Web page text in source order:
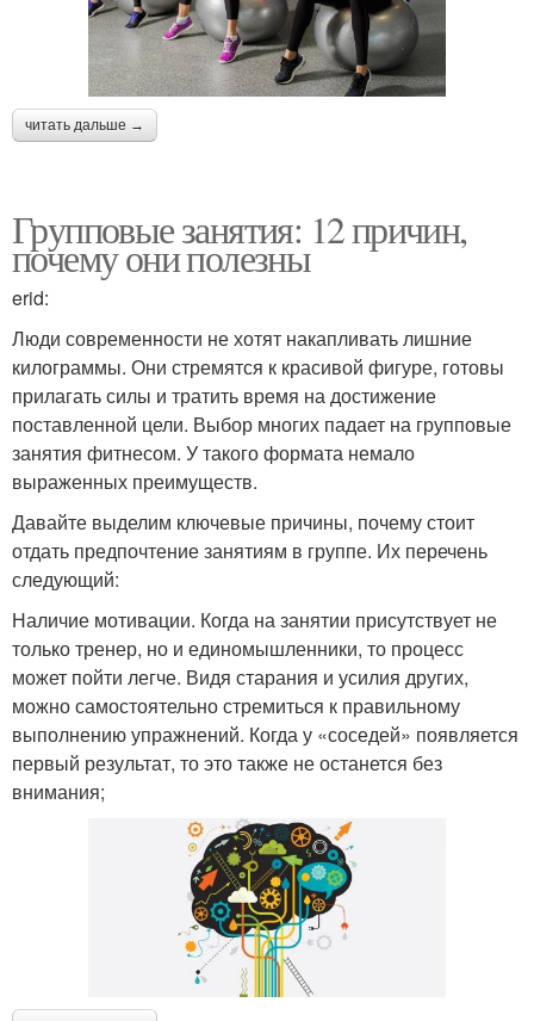
читать дальше →
Групповые занятия: 12 причин,
почему они полезны
erid:
Люди современности не хотят накапливать лишние
килограммы. Они стремятся к красивой фигуре, готовы
прилагать силы и тратить время на достижение
поставленной цели. Выбор многих падает на групповые
занятия фитнесом. У такого формата немало
выраженных преимуществ.
Давайте выделим ключевые причины, почему стоит
отдать предпочтение занятиям в группе. Их перечень
следующий:
Наличие мотивации. Когда на занятии присутствует не
только тренер, но и единомышленники, то процесс
может пойти легче. Видя старания и усилия других,
можно самостоятельно стремиться к правильному
выполнению упражнений. Когда у «соседей» появляется
первый результат, то это также не останется без
внимания;